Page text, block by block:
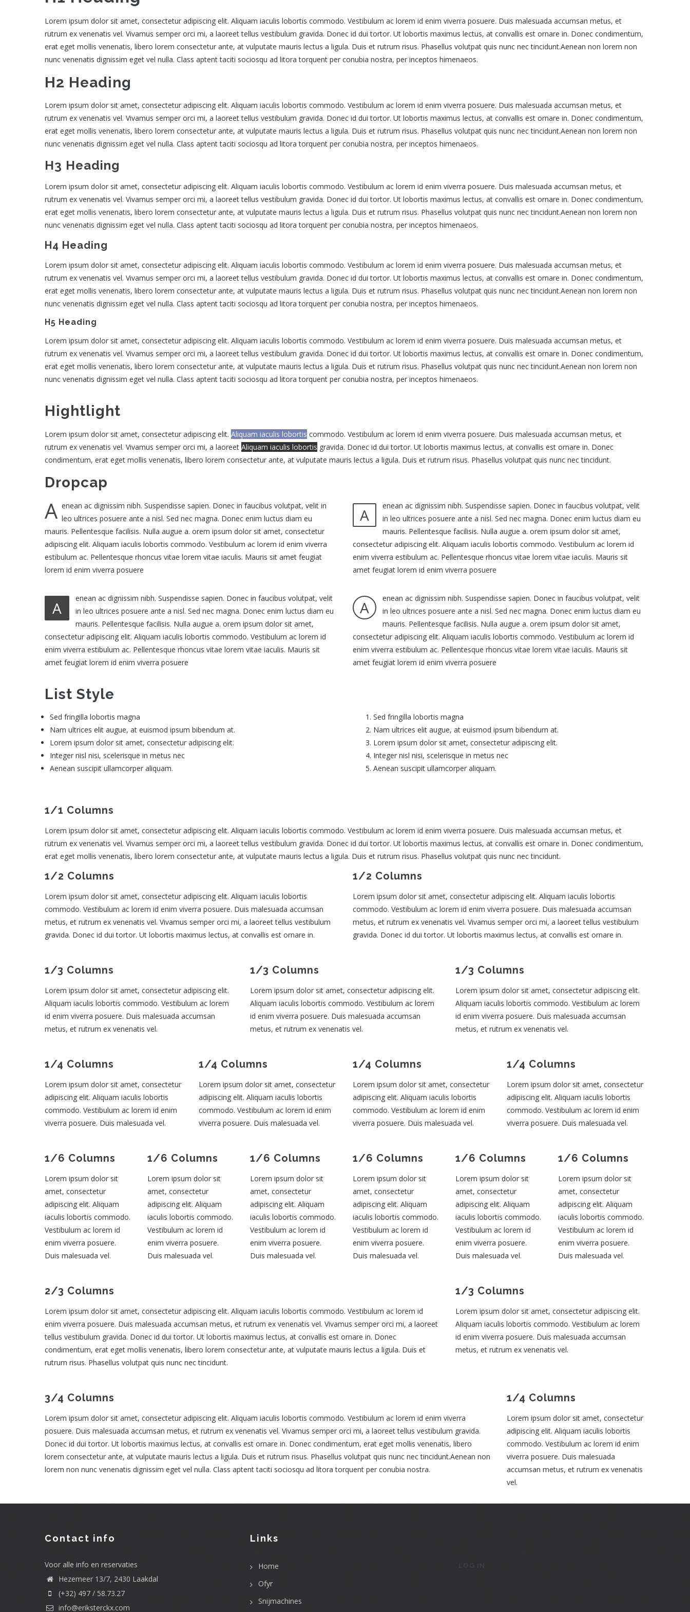
Lorem ipsum dolor sit amet, consectetur adipiscing elit. Aliquam iaculis lobortis commodo. Vestibulum ac lorem id enim viverra posuere. Duis malesuada accumsan metus, et
rutrum ex venenatis vel. Vivamus semper orci mi, a laoreet tellus vestibulum gravida. Donec id dui tortor. Ut lobortis maximus lectus, at convallis est ornare in. Donec condimentum,
erat eget mollis venenatis, libero lorem consectetur ante, at vulputate mauris lectus a ligula. Duis et rutrum risus. Phasellus volutpat quis nunc nec tincidunt.Aenean non lorem non
nunc venenatis dignissim eget vel nulla. Class aptent taciti sociosqu ad litora torquent per conubia nostra, per inceptos himenaeos.
H2 Heading
Lorem ipsum dolor sit amet, consectetur adipiscing elit. Aliquam iaculis lobortis commodo. Vestibulum ac lorem id enim viverra posuere. Duis malesuada accumsan metus, et
rutrum ex venenatis vel. Vivamus semper orci mi, a laoreet tellus vestibulum gravida. Donec id dui tortor. Ut lobortis maximus lectus, at convallis est ornare in. Donec condimentum,
erat eget mollis venenatis, libero lorem consectetur ante, at vulputate mauris lectus a ligula. Duis et rutrum risus. Phasellus volutpat quis nunc nec tincidunt.Aenean non lorem non
nunc venenatis dignissim eget vel nulla. Class aptent taciti sociosqu ad litora torquent per conubia nostra, per inceptos himenaeos.
H3 Heading
Lorem ipsum dolor sit amet, consectetur adipiscing elit. Aliquam iaculis lobortis commodo. Vestibulum ac lorem id enim viverra posuere. Duis malesuada accumsan metus, et
rutrum ex venenatis vel. Vivamus semper orci mi, a laoreet tellus vestibulum gravida. Donec id dui tortor. Ut lobortis maximus lectus, at convallis est ornare in. Donec condimentum,
erat eget mollis venenatis, libero lorem consectetur ante, at vulputate mauris lectus a ligula. Duis et rutrum risus. Phasellus volutpat quis nunc nec tincidunt.Aenean non lorem non
nunc venenatis dignissim eget vel nulla. Class aptent taciti sociosqu ad litora torquent per conubia nostra, per inceptos himenaeos.
H4 Heading
Lorem ipsum dolor sit amet, consectetur adipiscing elit. Aliquam iaculis lobortis commodo. Vestibulum ac lorem id enim viverra posuere. Duis malesuada accumsan metus, et
rutrum ex venenatis vel. Vivamus semper orci mi, a laoreet tellus vestibulum gravida. Donec id dui tortor. Ut lobortis maximus lectus, at convallis est ornare in. Donec condimentum,
erat eget mollis venenatis, libero lorem consectetur ante, at vulputate mauris lectus a ligula. Duis et rutrum risus. Phasellus volutpat quis nunc nec tincidunt.Aenean non lorem non
nunc venenatis dignissim eget vel nulla. Class aptent taciti sociosqu ad litora torquent per conubia nostra, per inceptos himenaeos.
H5 Heading
Lorem ipsum dolor sit amet, consectetur adipiscing elit. Aliquam iaculis lobortis commodo. Vestibulum ac lorem id enim viverra posuere. Duis malesuada accumsan metus, et
rutrum ex venenatis vel. Vivamus semper orci mi, a laoreet tellus vestibulum gravida. Donec id dui tortor. Ut lobortis maximus lectus, at convallis est ornare in. Donec condimentum,
erat eget mollis venenatis, libero lorem consectetur ante, at vulputate mauris lectus a ligula. Duis et rutrum risus. Phasellus volutpat quis nunc nec tincidunt.Aenean non lorem non
nunc venenatis dignissim eget vel nulla. Class aptent taciti sociosqu ad litora torquent per conubia nostra, per inceptos himenaeos.
Hightlight
Lorem ipsum dolor sit amet, consectetur adipiscing elit. Aliquam iaculis lobortis commodo. Vestibulum ac lorem id enim viverra posuere. Duis malesuada accumsan metus, et
rutrum ex venenatis vel. Vivamus semper orci mi, a laoreet Aliquam iaculis lobortis gravida. Donec id dui tortor. Ut lobortis maximus lectus, at convallis est ornare in. Donec
condimentum, erat eget mollis venenatis, libero lorem consectetur ante, at vulputate mauris lectus a ligula. Duis et rutrum risus. Phasellus volutpat quis nunc nec tincidunt.
Dropcap
A enean ac dignissim nibh. Suspendisse sapien. Donec in faucibus volutpat, velit in
leo ultrices posuere ante a nisl. Sed nec magna. Donec enim luctus diam eu
mauris. Pellentesque facilisis. Nulla augue a. orem ipsum dolor sit amet, consectetur
adipiscing elit. Aliquam iaculis lobortis commodo. Vestibulum ac lorem id enim viverra
estibulum ac. Pellentesque rhoncus vitae lorem vitae iaculis. Mauris sit amet feugiat
lorem id enim viverra posuere
A
enean ac dignissim nibh. Suspendisse sapien. Donec in faucibus volutpat, velit
in leo ultrices posuere ante a nisl. Sed nec magna. Donec enim luctus diam eu
mauris. Pellentesque facilisis. Nulla augue a. orem ipsum dolor sit amet,
consectetur adipiscing elit. Aliquam iaculis lobortis commodo. Vestibulum ac lorem id
enim viverra estibulum ac. Pellentesque rhoncus vitae lorem vitae iaculis. Mauris sit
amet feugiat lorem id enim viverra posuere
A
enean ac dignissim nibh. Suspendisse sapien. Donec in faucibus volutpat, velit
in leo ultrices posuere ante a nisl. Sed nec magna. Donec enim luctus diam eu
mauris. Pellentesque facilisis. Nulla augue a. orem ipsum dolor sit amet,
consectetur adipiscing elit. Aliquam iaculis lobortis commodo. Vestibulum ac lorem id
enim viverra estibulum ac. Pellentesque rhoncus vitae lorem vitae iaculis. Mauris sit
amet feugiat lorem id enim viverra posuere
A
enean ac dignissim nibh. Suspendisse sapien. Donec in faucibus volutpat, velit
in leo ultrices posuere ante a nisl. Sed nec magna. Donec enim luctus diam eu
mauris. Pellentesque facilisis. Nulla augue a. orem ipsum dolor sit amet,
consectetur adipiscing elit. Aliquam iaculis lobortis commodo. Vestibulum ac lorem id
enim viverra estibulum ac. Pellentesque rhoncus vitae lorem vitae iaculis. Mauris sit
amet feugiat lorem id enim viverra posuere
List Style
Sed fringilla lobortis magna
Nam ultrices elit augue, at euismod ipsum bibendum at.
Lorem ipsum dolor sit amet, consectetur adipiscing elit.
Integer nisl nisi, scelerisque in metus nec
Aenean suscipit ullamcorper aliquam.
Sed fringilla lobortis magna
Nam ultrices elit augue, at euismod ipsum bibendum at.
Lorem ipsum dolor sit amet, consectetur adipiscing elit.
Integer nisl nisi, scelerisque in metus nec
Aenean suscipit ullamcorper aliquam.
1/1 Columns
Lorem ipsum dolor sit amet, consectetur adipiscing elit. Aliquam iaculis lobortis commodo. Vestibulum ac lorem id enim viverra posuere. Duis malesuada accumsan metus, et
rutrum ex venenatis vel. Vivamus semper orci mi, a laoreet tellus vestibulum gravida. Donec id dui tortor. Ut lobortis maximus lectus, at convallis est ornare in. Donec condimentum,
erat eget mollis venenatis, libero lorem consectetur ante, at vulputate mauris lectus a ligula. Duis et rutrum risus. Phasellus volutpat quis nunc nec tincidunt.
1/2 Columns
Lorem ipsum dolor sit amet, consectetur adipiscing elit. Aliquam iaculis lobortis
commodo. Vestibulum ac lorem id enim viverra posuere. Duis malesuada accumsan
metus, et rutrum ex venenatis vel. Vivamus semper orci mi, a laoreet tellus vestibulum
gravida. Donec id dui tortor. Ut lobortis maximus lectus, at convallis est ornare in.
1/2 Columns
Lorem ipsum dolor sit amet, consectetur adipiscing elit. Aliquam iaculis lobortis
commodo. Vestibulum ac lorem id enim viverra posuere. Duis malesuada accumsan
metus, et rutrum ex venenatis vel. Vivamus semper orci mi, a laoreet tellus vestibulum
gravida. Donec id dui tortor. Ut lobortis maximus lectus, at convallis est ornare in.
1/3 Columns
Lorem ipsum dolor sit amet, consectetur adipiscing elit.
Aliquam iaculis lobortis commodo. Vestibulum ac lorem
id enim viverra posuere. Duis malesuada accumsan
metus, et rutrum ex venenatis vel.
1/3 Columns
Lorem ipsum dolor sit amet, consectetur adipiscing elit.
Aliquam iaculis lobortis commodo. Vestibulum ac lorem
id enim viverra posuere. Duis malesuada accumsan
metus, et rutrum ex venenatis vel.
1/3 Columns
Lorem ipsum dolor sit amet, consectetur adipiscing elit.
Aliquam iaculis lobortis commodo. Vestibulum ac lorem
id enim viverra posuere. Duis malesuada accumsan
metus, et rutrum ex venenatis vel.
1/4 Columns
Lorem ipsum dolor sit amet, consectetur
adipiscing elit. Aliquam iaculis lobortis
commodo. Vestibulum ac lorem id enim
viverra posuere. Duis malesuada vel.
1/4 Columns
Lorem ipsum dolor sit amet, consectetur
adipiscing elit. Aliquam iaculis lobortis
commodo. Vestibulum ac lorem id enim
viverra posuere. Duis malesuada vel.
1/4 Columns
Lorem ipsum dolor sit amet, consectetur
adipiscing elit. Aliquam iaculis lobortis
commodo. Vestibulum ac lorem id enim
viverra posuere. Duis malesuada vel.
1/4 Columns
Lorem ipsum dolor sit amet, consectetur
adipiscing elit. Aliquam iaculis lobortis
commodo. Vestibulum ac lorem id enim
viverra posuere. Duis malesuada vel.
1/6 Columns
Lorem ipsum dolor sit
amet, consectetur
adipiscing elit. Aliquam
iaculis lobortis commodo.
Vestibulum ac lorem id
enim viverra posuere.
Duis malesuada vel.
1/6 Columns
Lorem ipsum dolor sit
amet, consectetur
adipiscing elit. Aliquam
iaculis lobortis commodo.
Vestibulum ac lorem id
enim viverra posuere.
Duis malesuada vel.
1/6 Columns
Lorem ipsum dolor sit
amet, consectetur
adipiscing elit. Aliquam
iaculis lobortis commodo.
Vestibulum ac lorem id
enim viverra posuere.
Duis malesuada vel.
1/6 Columns
Lorem ipsum dolor sit
amet, consectetur
adipiscing elit. Aliquam
iaculis lobortis commodo.
Vestibulum ac lorem id
enim viverra posuere.
Duis malesuada vel.
1/6 Columns
Lorem ipsum dolor sit
amet, consectetur
adipiscing elit. Aliquam
iaculis lobortis commodo.
Vestibulum ac lorem id
enim viverra posuere.
Duis malesuada vel.
1/6 Columns
Lorem ipsum dolor sit
amet, consectetur
adipiscing elit. Aliquam
iaculis lobortis commodo.
Vestibulum ac lorem id
enim viverra posuere.
Duis malesuada vel.
2/3 Columns
Lorem ipsum dolor sit amet, consectetur adipiscing elit. Aliquam iaculis lobortis commodo. Vestibulum ac lorem id
enim viverra posuere. Duis malesuada accumsan metus, et rutrum ex venenatis vel. Vivamus semper orci mi, a laoreet
tellus vestibulum gravida. Donec id dui tortor. Ut lobortis maximus lectus, at convallis est ornare in. Donec
condimentum, erat eget mollis venenatis, libero lorem consectetur ante, at vulputate mauris lectus a ligula. Duis et
rutrum risus. Phasellus volutpat quis nunc nec tincidunt.
1/3 Columns
Lorem ipsum dolor sit amet, consectetur adipiscing elit.
Aliquam iaculis lobortis commodo. Vestibulum ac lorem
id enim viverra posuere. Duis malesuada accumsan
metus, et rutrum ex venenatis vel.
3/4 Columns
Lorem ipsum dolor sit amet, consectetur adipiscing elit. Aliquam iaculis lobortis commodo. Vestibulum ac lorem id enim viverra
posuere. Duis malesuada accumsan metus, et rutrum ex venenatis vel. Vivamus semper orci mi, a laoreet tellus vestibulum gravida.
Donec id dui tortor. Ut lobortis maximus lectus, at convallis est ornare in. Donec condimentum, erat eget mollis venenatis, libero
lorem consectetur ante, at vulputate mauris lectus a ligula. Duis et rutrum risus. Phasellus volutpat quis nunc nec tincidunt.Aenean non
lorem non nunc venenatis dignissim eget vel nulla. Class aptent taciti sociosqu ad litora torquent per conubia nostra.
1/4 Columns
Lorem ipsum dolor sit amet, consectetur
adipiscing elit. Aliquam iaculis lobortis
commodo. Vestibulum ac lorem id enim
viverra posuere. Duis malesuada
accumsan metus, et rutrum ex venenatis
vel.
Contact info
Voor alle info en reservaties
Hezemeer 13/7, 2430 Laakdal
(+32) 497 / 58.73.27
info@eriksterckx.com
Links
Home
Ofyr
Snijmachines